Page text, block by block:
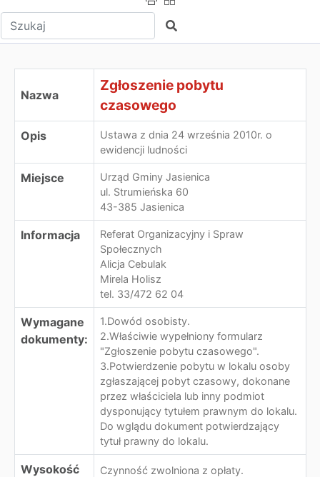
Wpisz tekst do wyszukania Szukaj
Nazwa
Zgłoszenie pobytu
czasowego
Opis
Ustawa z dnia 24 września 2010r. o
ewidencji ludności
Miejsce
Urząd Gminy Jasienica
ul. Strumieńska 60
43-385 Jasienica
Informacja
Referat Organizacyjny i Spraw
Społecznych
Alicja Cebulak
Mirela Holisz
tel. 33/472 62 04
Wymagane
dokumenty:
1.Dowód osobisty.
2.Właściwie wypełniony formularz
"Zgłoszenie pobytu czasowego".
3.Potwierdzenie pobytu w lokalu osoby
zgłaszającej pobyt czasowy, dokonane
przez właściciela lub inny podmiot
dysponujący tytułem prawnym do lokalu.
Do wglądu dokument potwierdzający
tytuł prawny do lokalu.
Wysokość
Czynność zwolniona z opłaty.